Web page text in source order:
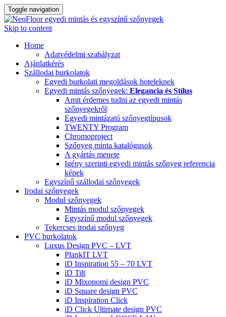
Toggle navigation
Skip to content
Home
Adatvédelmi szabályzat
Ajánlatkérés
Szállodai burkolatok
Egyedi burkolati megoldások hoteleknek
Egyedi mintás szőnyegek: Elegancia és Stílus
Amit érdemes tudni az egyedi mintás
szőnyegekről
Egyedi mintázatú szőnyegtípusok
TWENTY Program
Chromoproject
Szőnyeg minta katalógusok
A gyártás menete
Igény szerinti egyedi mintás szőnyeg referencia
képek
Egyszínű szállodai szőnyegek
Irodai szőnyegek
Modul szőnyegek
Mintás modul szőnyegek
Egyszínű modul szőnyegek
Tekercses irodai szőnyeg
PVC burkolatok
Luxus Design PVC – LVT
PlankIT LVT
iD Inspiration 55 – 70 LVT
iD Tilt
iD Mixonomi design PVC
iD Square design PVC
iD Inspiration Click
iD Click Ultimate design PVC